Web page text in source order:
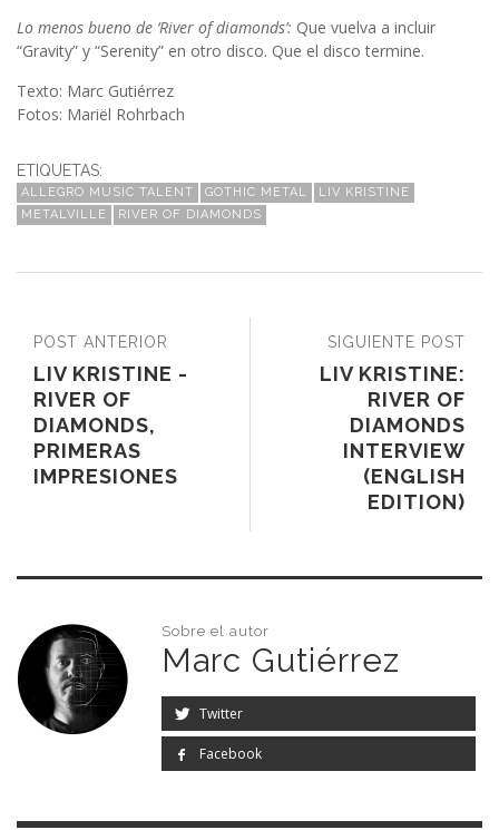
Lo menos bueno de ‘River of diamonds’: Que vuelva a incluir
“Gravity” y “Serenity” en otro disco. Que el disco termine.
Texto: Marc Gutiérrez
Fotos: Mariël Rohrbach
ETIQUETAS:
ALLEGRO MUSIC TALENT GOTHIC METAL
LIV KRISTINE
METALVILLE
RIVER OF DIAMONDS
SIGUIENTE POST
LIV KRISTINE:
RIVER OF
DIAMONDS
INTERVIEW
(ENGLISH
EDITION)
POST ANTERIOR
LIV KRISTINE -
RIVER OF
DIAMONDS,
PRIMERAS
IMPRESIONES
Sobre el autor
Marc Gutiérrez
Twitter
Facebook